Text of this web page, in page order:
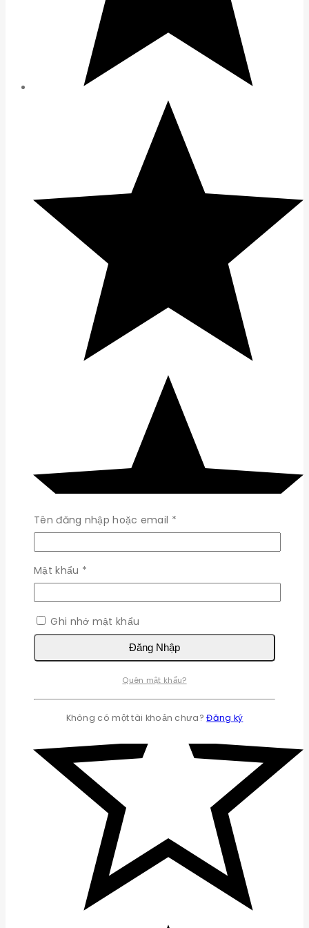
Tên đăng nhập hoặc email *Bắt
buộc
Mật khẩu *
buộc
Ghi nhớ mật khẩu
Đăng Nhập
Quên mật khẩu?
Không có một tài khoản chưa?Đăng ký